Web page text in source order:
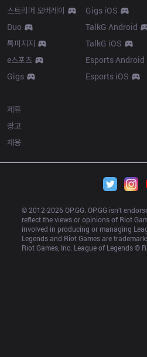
스트리머 오버레이
Duo
톡피지지
e스포츠
Gigs
Gigs iOS
TalkG Android
TalkG iOS
Esports Android
Esports iOS
제휴
광고
채용
© 2012-2026 OP.GG. OP.GG isn’t
reflect the views or opinions of Riot
involved in producing or managing
Legends and Riot Games are
Riot Games, Inc. League of Legends ©